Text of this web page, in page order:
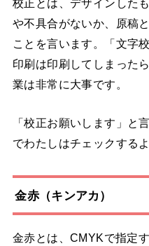
校正とは、デザインした
や不具合がないか、原稿
ことを言います。「文字
印刷は印刷してしまった
業は非常に大事です。
「校正お願いします」と
でわたしはチェックする
金赤（キンアカ）
金赤とは、CMYKで指定